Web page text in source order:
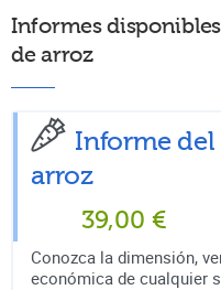
Informes
de arroz
Informe
arroz
39,00 €
Conozca la dimensión,
económica de cualquier